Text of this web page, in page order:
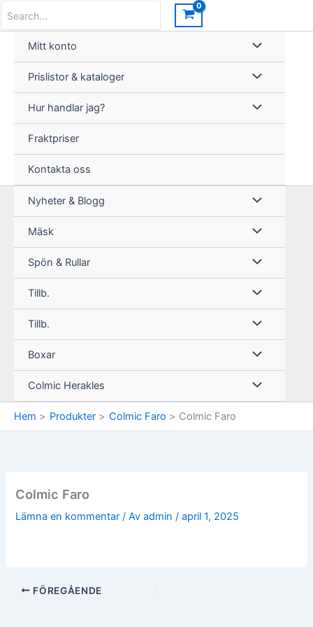
innehåll
for:
Mitt konto
Prislistor & kataloger
Hur handlar jag?
Fraktpriser
Kontakta oss
Nyheter & Blogg
Mäsk
Spön & Rullar
Tillb.
Tillb.
Boxar
Colmic Herakles
Hem Produkter Colmic Faro Colmic Faro
Colmic Faro
Lämna en kommentar / Avadmin/april 1, 2025
FÖREGÅENDE